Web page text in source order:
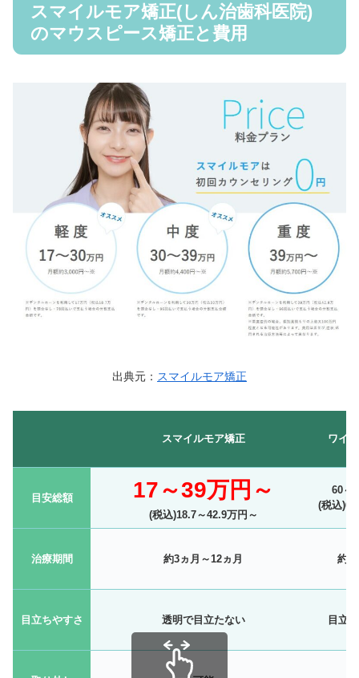
スマイルモア矯正(しん治歯科医院)
のマウスピース矯正と費用
出典元： スマイルモア矯正
スマイルモア矯正 ワイ
目安総額 17～39万円～
(税込)18.7～42.9万円～
60～
(税込
治療期間 約3ヵ月～12ヵ月 約1
目立ちやすさ 透明で目立たない 目立